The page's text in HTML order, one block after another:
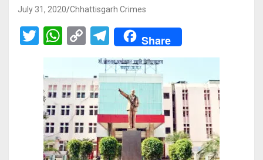
July 31, 2020 Chhattisgarh Crimes
T
tt
er
W
h
at
s
A
p
p
C
o
py
Li
n
k
T
el
e
gr
a
m
Share